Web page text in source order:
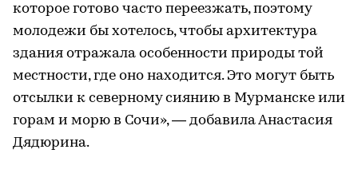
которое готово часто переезжать, поэтому
молодежи бы хотелось, чтобы архитектура
здания отражала особенности природы той
местности, где оно находится. Это могут быть
отсылки к северному сиянию в Мурманске или
горам и морю в Сочи», — добавила Анастасия
Дядюрина.